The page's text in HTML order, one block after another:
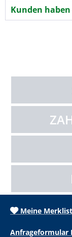
Kunden
Meine
Anfrageformular